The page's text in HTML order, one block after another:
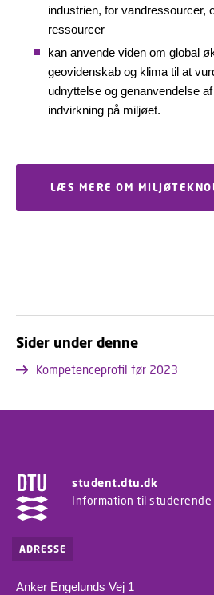
industrien, for vandressourcer,
ressourcer
kan anvende viden om global
geovidenskab og klima til at
udnyttelse og genanvendelse
indvirkning på miljøet.
LÆS MERE OM
Sider under denne
Kompetenceprofil før 2023
student.dtu.dk
Information til studerende
ADRESSE
Anker Engelunds Vej 1